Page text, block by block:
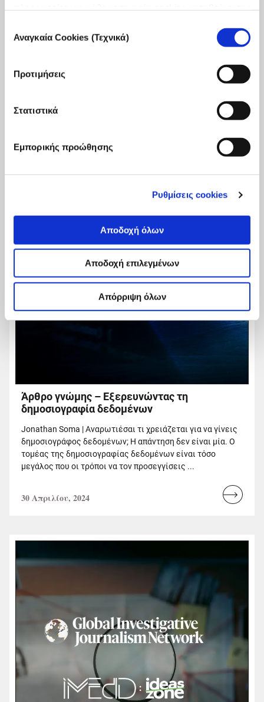
συγκατάθεσης
Αναγκαία Cookies (Τεχνικά)
Προτιμήσεις
Στατιστικά
Εμπορικής προώθησης
Ρυθμίσεις cookies
Αποδοχή όλων
Αποδοχή επιλεγμένων
Απόρριψη όλων
Οι Διάλογοι του Ιδρύματος Σταύρος Νιάρχος (ΙΣΝ)
συμμετοχή στα κοινά και τον πολιτισμένο διάλογο στις
ΗΠΑ, στις 30 Απριλίου, στην Stavros Niarchos ...
1 Μαΐου, 2024
Read
more...
Άρθρο γνώμης – Εξερευνώντας τη
δημοσιογραφία δεδομένων
Jonathan Soma | Αναρωτιέσαι τι χρειάζεται για να γίνεις
δημοσιογράφος δεδομένων; Η απάντηση δεν είναι μία. Ο
τομέας της δημοσιογραφίας δεδομένων είναι τόσο
μεγάλος που οι τρόποι να τον προσεγγίσεις ...
30 Απριλίου, 2024
Read